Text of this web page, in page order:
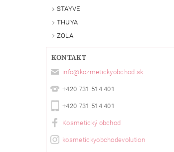
STAYVE
THUYA
ZOLA
KONTAKT
info@ kozmetickyobchod.sk
+420 731 514 401
+420 731 514 401
Kosmetický obchod
kosmetickyobchodevolution